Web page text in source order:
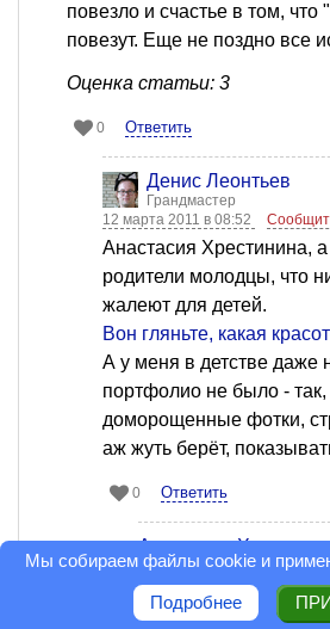
повезло и счастье в том, что
повезут. Еще не поздно все
Оценка статьи: 3
0 Ответить
Денис Леонтьев
Грандмастер
12 марта 2011 в 08:52
Анастасия Хрестинина,
родители молодцы, что
жалеют для детей.
Вон гляньте, какая
А у меня в детстве даже
портфолио не было - так,
доморощенные фотки,
аж жуть берёт,
0 Ответить
Анастасия
Читатель
12 марта 2011 в 11:03
модератору
Мы собираем файлы cookie и
Подробнее